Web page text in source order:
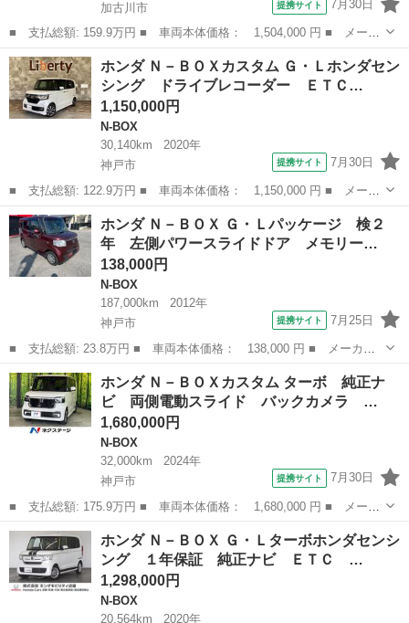
加古川市
提携サイト 7月30日
■ 支払総額: 159.9万円 ■ 車両本体価格： 1,504,000 円 ■ メーカ
ー名： ホンダ ■ 車種名： Ｎ－ＢＯＸ ■ グレード名： ベース
グレード 両側スライド・片側電動 クリアランスソナー オートク
ルーズコ...
兵庫 加古川市 N-BOX
ホンダ Ｎ－ＢＯＸカスタム Ｇ・Ｌホンダセン
シング ドライブレコーダー ＥＴＣ…
1,150,000円
N-BOX
30,140km
2020年
神戸市
提携サイト 7月30日
■ 支払総額: 122.9万円 ■ 車両本体価格： 1,150,000 円 ■ メーカ
ー名： ホンダ ■ 車種名： Ｎ－ＢＯＸカスタム ■ グレード
名： Ｇ・Ｌホンダセンシング ドライブレコーダー ＥＴＣ バッ
クカメラ 両...
兵庫 神戸市 N-BOX
ホンダ Ｎ－ＢＯＸ Ｇ・Ｌパッケージ 検２
年 左側パワースライドドア メモリー…
138,000円
N-BOX
187,000km
2012年
神戸市
提携サイト 7月25日
■ 支払総額: 23.8万円 ■ 車両本体価格： 138,000 円 ■ メーカー
名： ホンダ ■ 車種名： Ｎ－ＢＯＸ ■ グレード名： Ｇ・Ｌパ
ッケージ 検２年 左側パワースライドドア メモリーナビ ＥＴ
Ｃ ワンセグ ...
兵庫 神戸市 N-BOX
ホンダ Ｎ－ＢＯＸカスタム ターボ 純正ナ
ビ 両側電動スライド バックカメラ …
1,680,000円
N-BOX
32,000km
2024年
神戸市
提携サイト 7月30日
■ 支払総額: 175.9万円 ■ 車両本体価格： 1,680,000 円 ■ メーカ
ー名： ホンダ ■ 車種名： Ｎ－ＢＯＸカスタム ■ グレード
名： ターボ 純正ナビ 両側電動スライド バックカメラ ホンダ
センシング ...
兵庫 神戸市 N-BOX
ホンダ Ｎ－ＢＯＸ Ｇ・Ｌターボホンダセンシ
ング １年保証 純正ナビ ＥＴＣ …
1,298,000円
N-BOX
20,564km
2020年